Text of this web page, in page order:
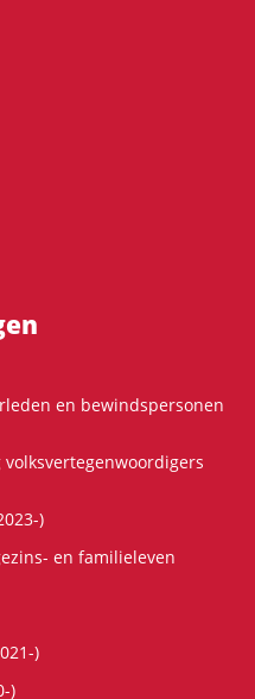
en bewindspersonen
)
en familieleven
)
)